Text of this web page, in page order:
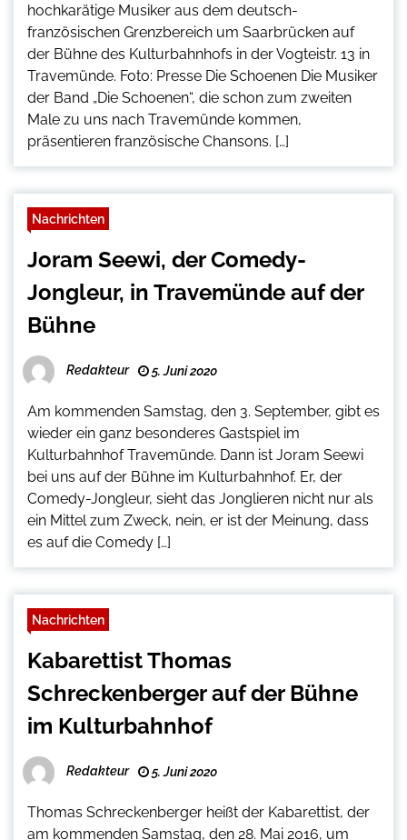
hochkarätige Musiker aus dem deutsch-
französischen Grenzbereich um Saarbrücken auf
der Bühne des Kulturbahnhofs in der Vogteistr. 13 in
Travemünde. Foto: Presse Die Schoenen Die Musiker
der Band „Die Schoenen“, die schon zum zweiten
Male zu uns nach Travemünde kommen,
präsentieren französische Chansons. […]
Nachrichten
Joram Seewi, der Comedy-
Jongleur, in Travemünde auf der
Bühne
Redakteur 5. Juni 2020
Am kommenden Samstag, den 3. September, gibt es
wieder ein ganz besonderes Gastspiel im
Kulturbahnhof Travemünde. Dann ist Joram Seewi
bei uns auf der Bühne im Kulturbahnhof. Er, der
Comedy-Jongleur, sieht das Jonglieren nicht nur als
ein Mittel zum Zweck, nein, er ist der Meinung, dass
es auf die Comedy […]
Nachrichten
Kabarettist Thomas
Schreckenberger auf der Bühne
im Kulturbahnhof
Redakteur 5. Juni 2020
Thomas Schreckenberger heißt der Kabarettist, der
am kommenden Samstag, den 28. Mai 2016, um